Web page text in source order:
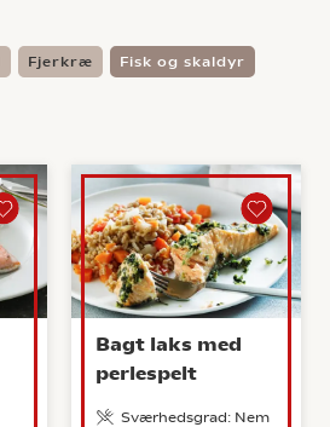
Fjerkræ Fisk og skaldyr
Bagt laks med
perlespelt
Sværhedsgrad: Nem